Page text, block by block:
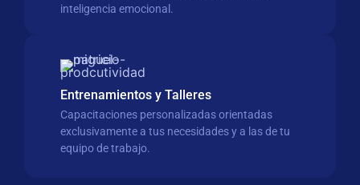
inteligencia emocional.
Entrenamientos y Talleres
Capacitaciones personalizadas orientadas
exclusivamente a tus necesidades y a las de tu
equipo de trabajo.